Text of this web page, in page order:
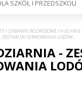
SZKÓŁ I PRZEDSZKOLI
/ ZABAWKI ROZWOJOWE/ KUCHNIE
DO SERWOWANIA LODÓW
-